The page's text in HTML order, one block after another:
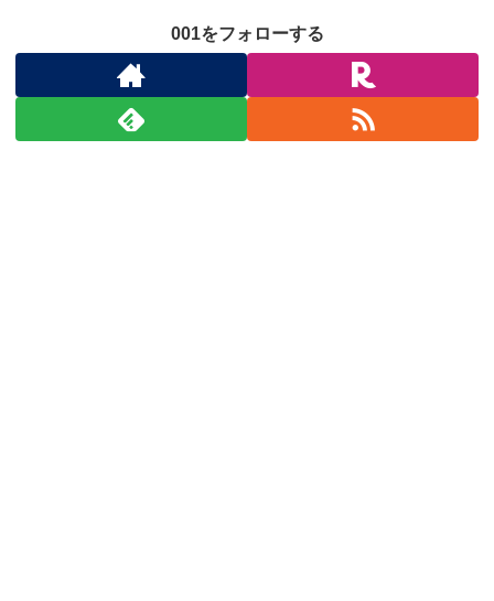
001をフォローする